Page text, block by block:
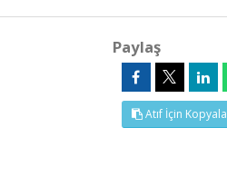
Paylaş
Atıf İçin Kopyala